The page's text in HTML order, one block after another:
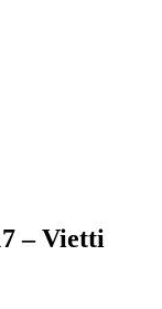
– Vietti